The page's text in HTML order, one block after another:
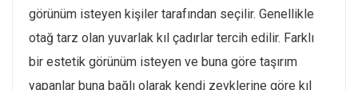
görünüm isteyen kişiler tarafından seçilir. Genellikle
otağ tarz olan yuvarlak kıl çadırlar tercih edilir. Farklı
bir estetik görünüm isteyen ve buna göre taşırım
yapanlar buna bağlı olarak kendi zevklerine göre kıl